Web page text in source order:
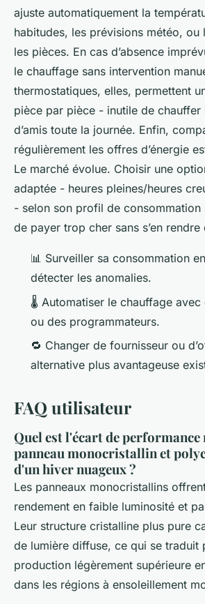
ajuste automatiquement la
habitudes, les prévisions météo, ou
les pièces. En cas d’absence
le chauffage sans intervention
thermostatiques, elles, permettent
pièce par pièce - inutile de chauffer
d’amis toute la journée. Enfin,
régulièrement les offres d’énergie
Le marché évolue. Choisir une
adaptée - heures pleines/heures
- selon son profil de consommation
de payer trop cher sans s’en rendre
📊 Surveiller sa consommation
détecter les anomalies.
🌡️ Automatiser le chauffage avec
ou des programmateurs.
🔁 Changer de fournisseur ou
alternative plus avantageuse
FAQ utilisateur
Quel est l'écart de performance
panneau monocristallin et
d'un hiver nuageux ?
Les panneaux monocristallins
rendement en faible luminosité et
Leur structure cristalline plus pure
de lumière diffuse, ce qui se traduit
production légèrement supérieure
dans les régions à ensoleillement